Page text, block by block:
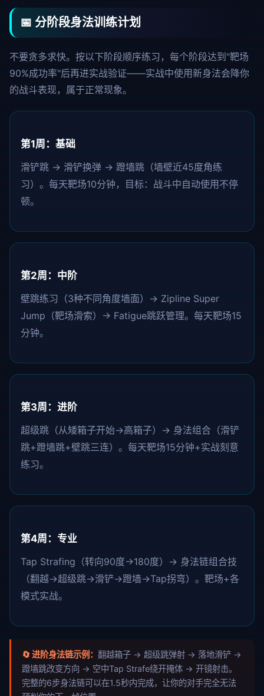
📅 分阶段身法训练计划
不要贪多求快。按以下阶段顺序练习，每个阶段达到"靶场
90%成功率"后再进实战验证——实战中使用新身法会降你
的战斗表现，属于正常现象。
第1周：基础
滑铲跳 → 滑铲换弹 → 蹬墙跳（墙壁近45度角练
习）。每天靶场10分钟，目标：战斗中自动使用不停
顿。
第2周：中阶
壁跳练习（3种不同角度墙面）→ Zipline Super
Jump（靶场滑索）→ Fatigue跳跃管理。每天靶场15
分钟。
第3周：进阶
超级跳（从矮箱子开始→高箱子）→ 身法组合（滑铲
跳+蹬墙跳+壁跳三连）。每天靶场15分钟+实战刻意
练习。
第4周：专业
Tap Strafing（转向90度→180度）→ 身法链组合技
（翻越→超级跳→滑铲→蹬墙→Tap拐弯）。靶场+各
模式实战。
🔄 进阶身法链示例： 翻越箱子 → 超级跳弹射 → 落地滑铲 →
蹬墙跳改变方向 → 空中Tap Strafe绕开掩体 → 开镜射击。
完整的6步身法链可以在1.5秒内完成，让你的对手完全无法